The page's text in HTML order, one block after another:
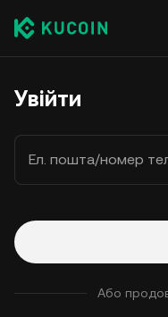
Увійти
Ел. пошта/номер
Або